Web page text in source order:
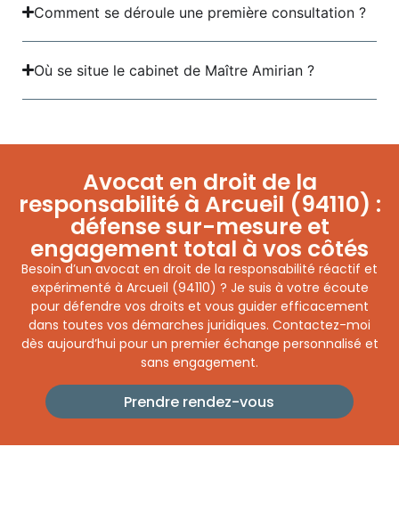
Comment se déroule une première consultation ?
Où se situe le cabinet de Maître Amirian ?
Avocat en droit de la
responsabilité à Arcueil (94110) :
défense sur-mesure et
engagement total à vos côtés
Besoin d’un avocat en droit de la responsabilité réactif et
expérimenté à Arcueil (94110) ? Je suis à votre écoute
pour défendre vos droits et vous guider efficacement
dans toutes vos démarches juridiques. Contactez-moi
dès aujourd’hui pour un premier échange personnalisé et
sans engagement.
Prendre rendez-vous